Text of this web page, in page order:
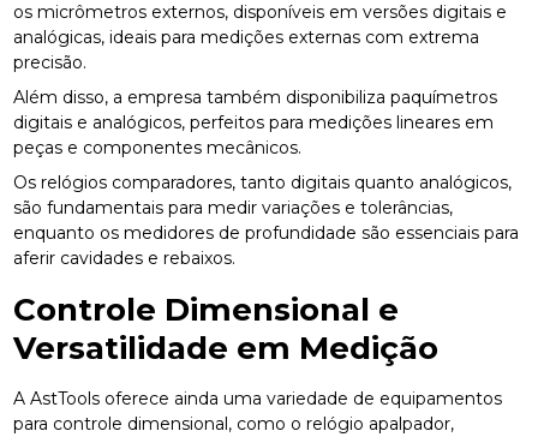
os micrômetros externos, disponíveis em versões digitais e
analógicas, ideais para medições externas com extrema
precisão.
Além disso, a empresa também disponibiliza paquímetros
digitais e analógicos, perfeitos para medições lineares em
peças e componentes mecânicos.
Os relógios comparadores, tanto digitais quanto analógicos,
são fundamentais para medir variações e tolerâncias,
enquanto os medidores de profundidade são essenciais para
aferir cavidades e rebaixos.
Controle Dimensional e
Versatilidade em Medição
A AstTools oferece ainda uma variedade de equipamentos
para controle dimensional, como o relógio apalpador,